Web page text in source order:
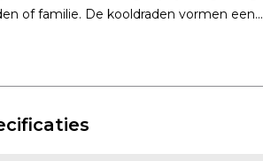
of familie. De kooldraden vormen een...